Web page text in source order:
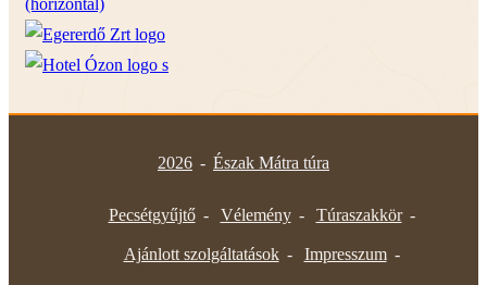
2026 - Észak Mátra túra
Pecsétgyűjtő Vélemény Túraszakkör
Ajánlott szolgáltatások Impresszum